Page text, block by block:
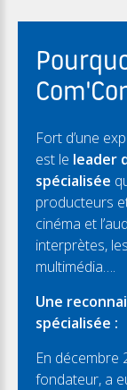
Fort d’une
est le leader
spécialisée
producteurs
cinéma et
interprètes,
multimédia….
Une
spécialisée :
En décembre
fondateur, a